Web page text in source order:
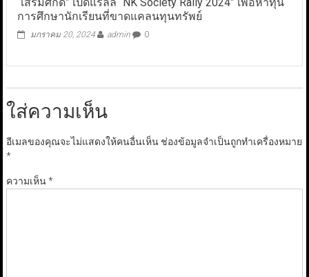
การศึกษานักเรียนที่ขาดแคลนทุนทรัพย์
มกราคม 20, 2024 admin 0
ใส่ความเห็น
อีเมลของคุณจะไม่แสดงให้คนอื่นเห็น ช่องข้อมูลจำเป็นถูกทำเครื่องหมาย
*
ความเห็น*